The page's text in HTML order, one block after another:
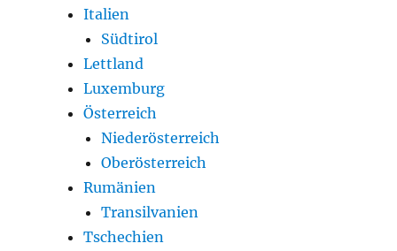
Italien
Südtirol
Lettland
Luxemburg
Österreich
Niederösterreich
Oberösterreich
Rumänien
Transilvanien
Tschechien